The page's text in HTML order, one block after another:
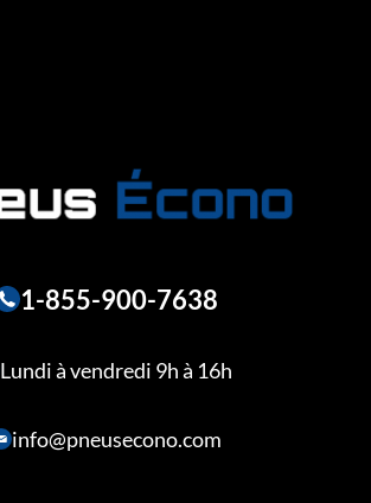
1-855-900-7638
Lundi à vendredi 9h à 16h
info@pneusecono.com